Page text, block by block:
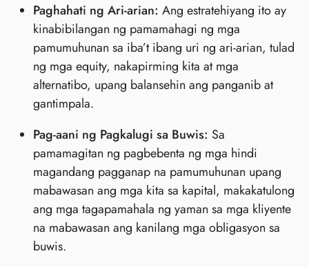
Paghahati ng Ari-arian: Ang estratehiyang ito ay
kinabibilangan ng pamamahagi ng mga
pamumuhunan sa iba’t ibang uri ng ari-arian, tulad
ng mga equity, nakapirming kita at mga
alternatibo, upang balansehin ang panganib at
gantimpala.
Pag-aani ng Pagkalugi sa Buwis: Sa
pamamagitan ng pagbebenta ng mga hindi
magandang pagganap na pamumuhunan upang
mabawasan ang mga kita sa kapital, makakatulong
ang mga tagapamahala ng yaman sa mga kliyente
na mabawasan ang kanilang mga obligasyon sa
buwis.